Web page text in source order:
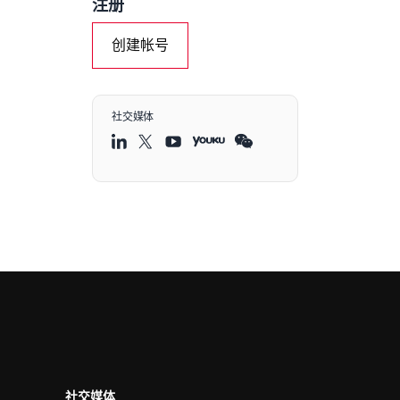
注册
创建帐号
社交媒体
社交媒体